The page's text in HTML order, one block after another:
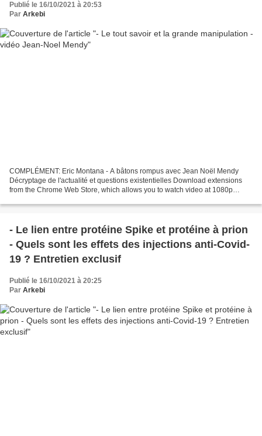
Publié le 16/10/2021 à 20:53
Par Arkebi
COMPLÉMENT: Eric Montana - A bâtons rompus avec Jean Noël Mendy
Décryptage de l'actualité et questions existentielles Download extensions
from the Chrome Web Store, which allows you to watch video at 1080p
- Le lien entre protéine Spike et protéine à prion
- Quels sont les effets des injections anti-Covid-
19 ? Entretien exclusif
Publié le 16/10/2021 à 20:25
Par Arkebi